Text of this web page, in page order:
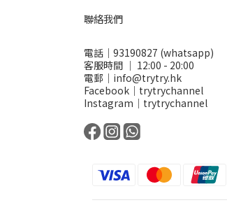
聯絡我們
電話｜93190827 (whatsapp)
客服時間 ｜ 12:00 - 20:00
電郵｜info@trytry.hk
Facebook｜trytrychannel
Instagram｜trytrychannel